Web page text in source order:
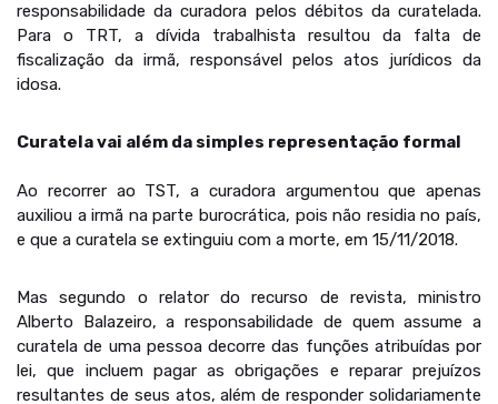
responsabilidade da curadora pelos débitos da curatelada.
Para o TRT, a dívida trabalhista resultou da falta de
fiscalização da irmã, responsável pelos atos jurídicos da
idosa.
Curatela vai além da simples representação formal
Ao recorrer ao TST, a curadora argumentou que apenas
auxiliou a irmã na parte burocrática, pois não residia no país,
e que a curatela se extinguiu com a morte, em 15/11/2018.
Mas segundo o relator do recurso de revista, ministro
Alberto Balazeiro, a responsabilidade de quem assume a
curatela de uma pessoa decorre das funções atribuídas por
lei, que incluem pagar as obrigações e reparar prejuízos
resultantes de seus atos, além de responder solidariamente